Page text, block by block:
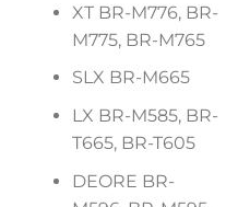
XT BR-M776, BR-
M775, BR-M765
SLX BR-M665
LX BR-M585, BR-
T665, BR-T605
DEORE BR-